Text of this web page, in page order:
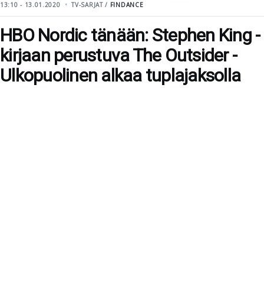
13:10 - 13.01.2020 TV-SARJAT / FINDANCE
HBO Nordic tänään: Stephen King -
kirjaan perustuva The Outsider -
Ulkopuolinen alkaa tuplajaksolla